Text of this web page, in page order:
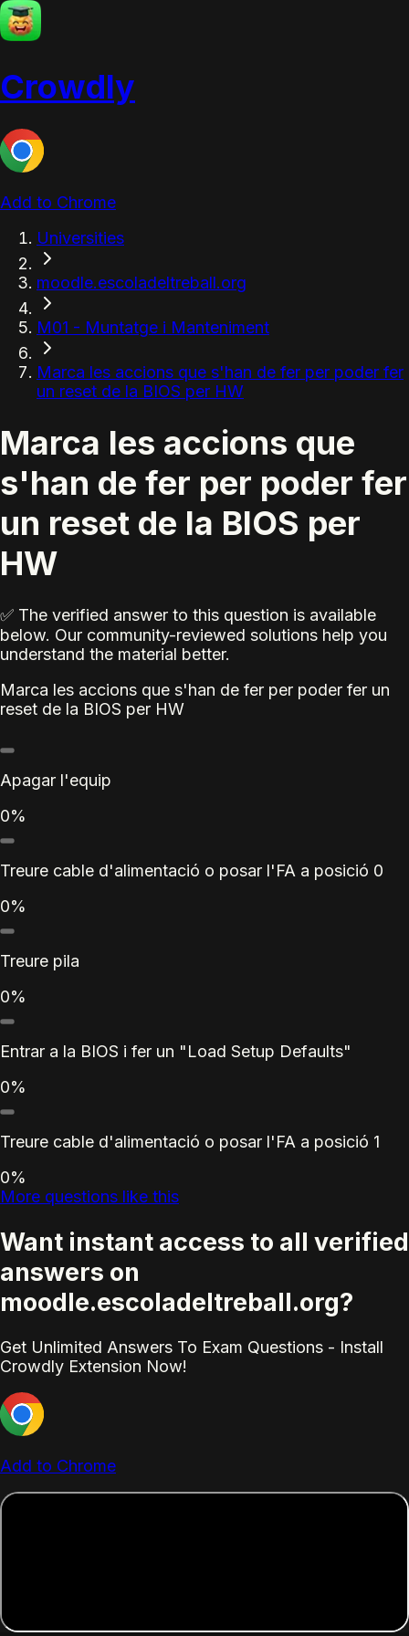
Crowdly
Add to Chrome
Universities
moodle.escoladeltreball.org
M01 - Muntatge i Manteniment
Marca les accions que s'han de fer per poder fer
un reset de la BIOS per HW
Marca les accions que
s'han de fer per poder fer
un reset de la BIOS per
HW
✅ The verified answer to this question is available
below. Our community-reviewed solutions help you
understand the material better.
Marca les accions que s'han de fer per poder fer un
reset de la BIOS per HW
Apagar l'equip
0%
Treure cable d'alimentació o posar l'FA a posició 0
0%
Treure pila
0%
Entrar a la BIOS i fer un "Load Setup Defaults"
0%
Treure cable d'alimentació o posar l'FA a posició 1
0%
More questions like this
Want instant access to all verified
answers on
moodle.escoladeltreball.org?
Get Unlimited Answers To Exam Questions - Install
Crowdly Extension Now!
Add to Chrome